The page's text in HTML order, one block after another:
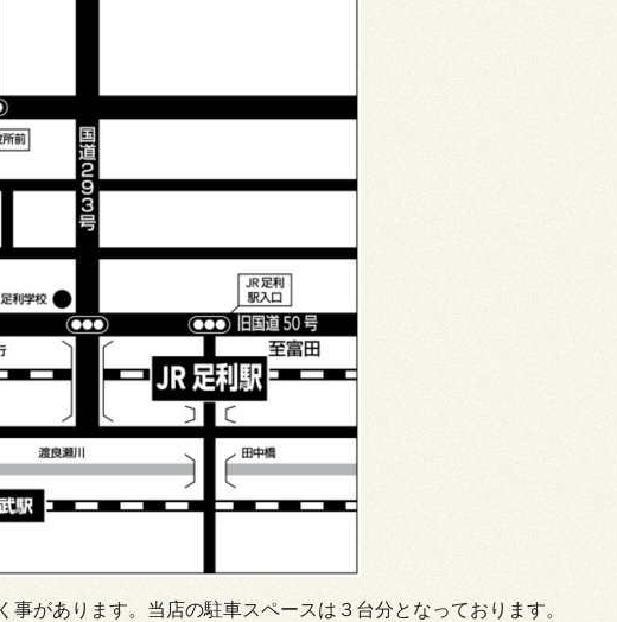
事があります。当店の駐車スペースは３台分となっております。